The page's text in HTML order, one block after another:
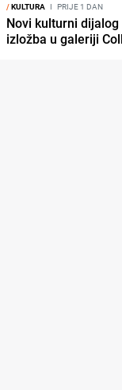
/KULTURA I PRIJE 1 DAN
Novi kulturni
izložba u galeriji